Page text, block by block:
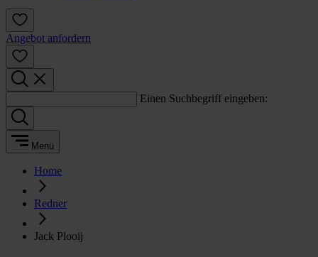
Angebot anfordern
Einen Suchbegriff eingeben:
Menü
Home
Redner
Jack Plooij